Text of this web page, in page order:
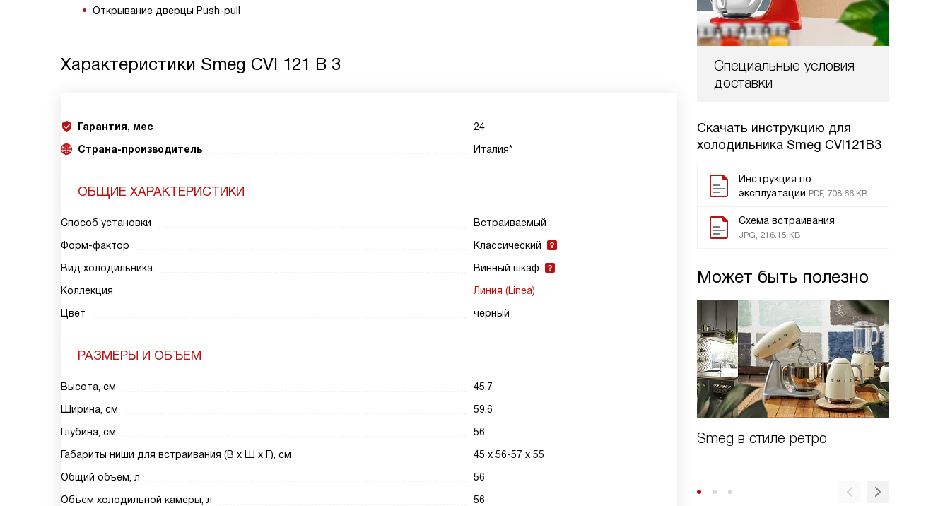
Специальные условия
доставки
Скачать инструкцию для
холодильника Smeg CVI121B3
Инструкция по
эксплуатации PDF, 708.66 KB
Схема встраивания
JPG, 216.15 KB
Может быть полезно
Smeg в стиле ретро
Открывание дверцы Push-pull
Характеристики Smeg CVI 121 B 3
Гарантия, мес
24
Страна-производитель
Италия*
ОБЩИЕ ХАРАКТЕРИСТИКИ
Способ установки
Встраиваемый
Форм-фактор
Классический
Вид холодильника
Винный шкаф
Коллекция
Линия (Linea)
Цвет
черный
РАЗМЕРЫ И ОБЪЕМ
Высота, см
45.7
Ширина, см
59.6
Глубина, см
56
Габариты ниши для встраивания (В х Ш х Г), см
45 х 56-57 х 55
Общий объем, л
56
Объем холодильной камеры, л
56